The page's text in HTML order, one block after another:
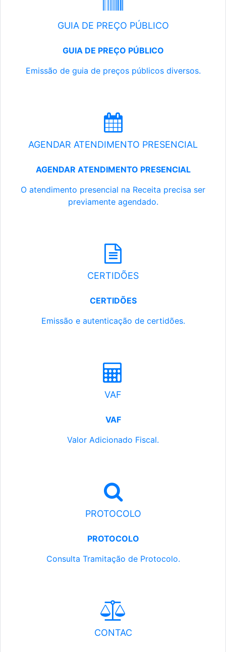
GUIA DE PREÇO PÚBLICO
GUIA DE PREÇO PÚBLICO
Emissão de guia de preços públicos diversos.
AGENDAR ATENDIMENTO PRESENCIAL
AGENDAR ATENDIMENTO PRESENCIAL
O atendimento presencial na Receita precisa ser
previamente agendado.
CERTIDÕES
CERTIDÕES
Emissão e autenticação de certidões.
VAF
VAF
Valor Adicionado Fiscal.
PROTOCOLO
PROTOCOLO
Consulta Tramitação de Protocolo.
CONTAC